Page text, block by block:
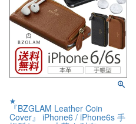
★
『BZGLAM Leather Coin
Cover』 iPhone6 / iPhone6s 手